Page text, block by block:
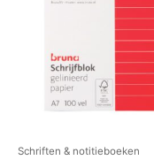
Schriften & notitieboeken